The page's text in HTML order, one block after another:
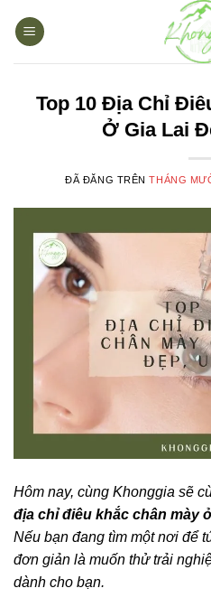
đến
Top 10 Địa Chỉ
Ở Gia Lai
ĐÃ ĐĂNG TRÊNTHÁNG
Hôm nay, cùng Khonggia sẽ
địa chỉ điêu khắc chân mày
Nếu bạn đang tìm một nơi để
đơn giản là muốn thử trải
dành cho bạn.